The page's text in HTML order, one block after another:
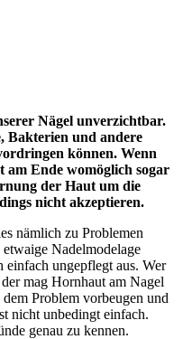
Nägel unverzichtbar.
Bakterien und andere
können. Wenn
am Ende womöglich sogar
der Haut um die
nicht akzeptieren.
nämlich zu Problemen
Nadelmodelage
einfach ungepflegt aus. Wer
mag Hornhaut am Nagel
Problem vorbeugen und
nicht unbedingt einfach.
genau zu kennen.